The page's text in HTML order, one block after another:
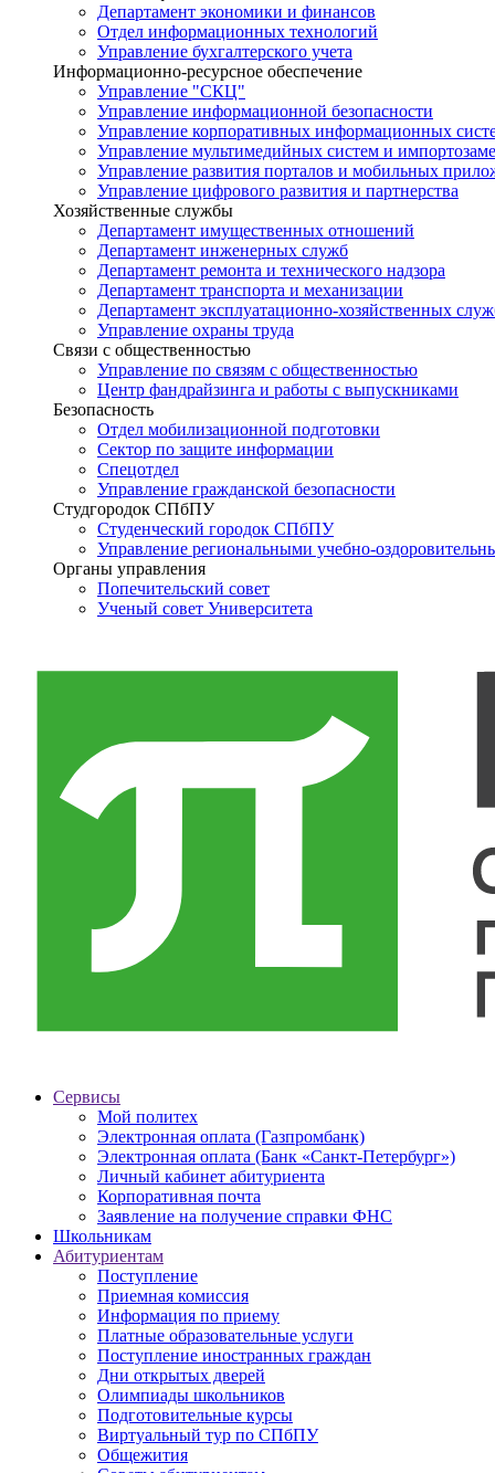
Департамент экономики и финансов
Отдел информационных технологий
Управление бухгалтерского учета
Информационно-ресурсное обеспечение
Управление "СКЦ"
Управление информационной безопасности
Управление корпоративных информационных
Управление мультимедийных систем и
Управление развития порталов и мобильных
Управление цифрового развития и партнерства
Хозяйственные службы
Департамент имущественных отношений
Департамент инженерных служб
Департамент ремонта и технического надзора
Департамент транспорта и механизации
Департамент эксплуатационно-хозяйственных
Управление охраны труда
Связи с общественностью
Управление по связям с общественностью
Центр фандрайзинга и работы с выпускниками
Безопасность
Отдел мобилизационной подготовки
Сектор по защите информации
Спецотдел
Управление гражданской безопасности
Студгородок СПбПУ
Студенческий городок СПбПУ
Управление региональными учебно-
Органы управления
Попечительский совет
Ученый совет Университета
Сервисы
Мой политех
Электронная оплата (Газпромбанк)
Электронная оплата (Банк «Санкт-Петербург»)
Личный кабинет абитуриента
Корпоративная почта
Заявление на получение справки ФНС
Школьникам
Абитуриентам
Поступление
Приемная комиссия
Информация по приему
Платные образовательные услуги
Поступление иностранных граждан
Дни открытых дверей
Олимпиады школьников
Подготовительные курсы
Виртуальный тур по СПбПУ
Общежития